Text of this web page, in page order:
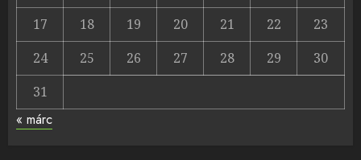
17
18 19 20 21 22
23
24
25 26 27 28 29
30
31
« márc